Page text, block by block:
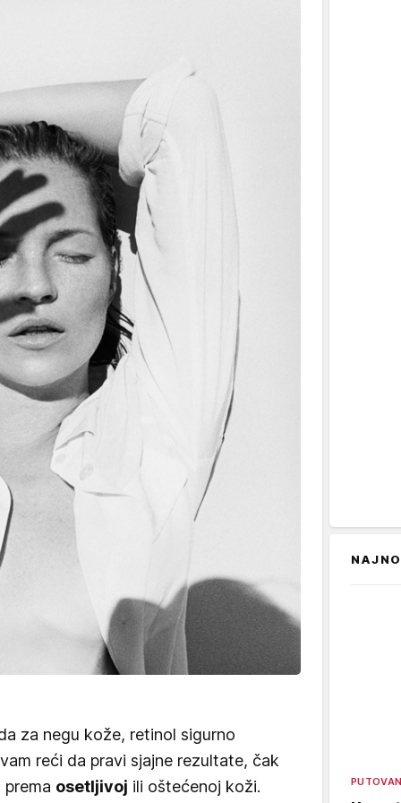
za negu kože, retinol sigurno
reći da pravi sjajne rezultate, čak
osetljivoj ili oštećenoj koži.